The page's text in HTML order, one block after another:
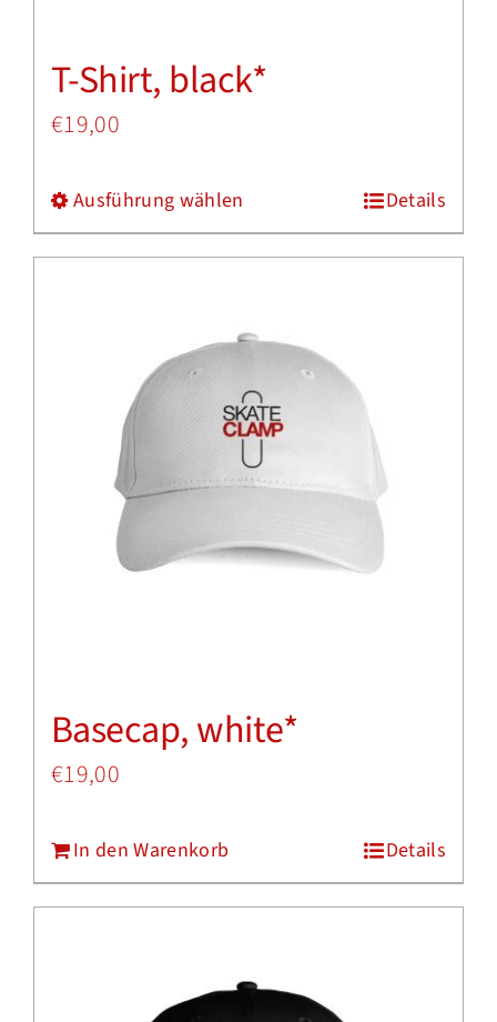
gewählt
T-Shirt, black*
€19,00
Ausführung wählen
Produkt
mehrere
Varianten
auf.
Die
können
gewählt
Details
Basecap, white*
€19,00
In den Warenkorb Details